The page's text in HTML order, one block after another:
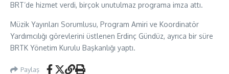
BRT’de hizmet verdi, birçok unutulmaz programa imza attı.
Müzik Yayınları Sorumlusu, Program Amiri ve Koordinatör
Yardımcılığı görevlerini üstlenen Erdinç Gündüz, ayrıca bir süre
BRTK Yönetim Kurulu Başkanlığı yaptı.
Paylaş